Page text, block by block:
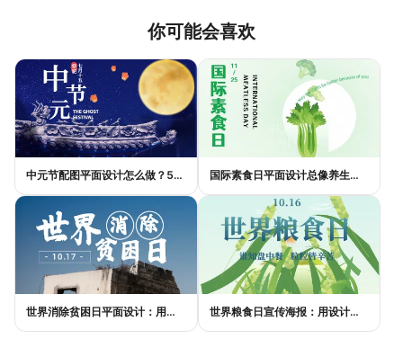
你可能会喜欢
中元节配图平面设计怎么做？5种风格模板轻松搞定节日氛围 国际素食日平面设计总像养生广告？三个思路让它变酷
世界消除贫困日平面设计：用视觉语言传递尊严与温度 世界粮食日宣传海报：用设计传递"粮"心，让每一粒米都有声音